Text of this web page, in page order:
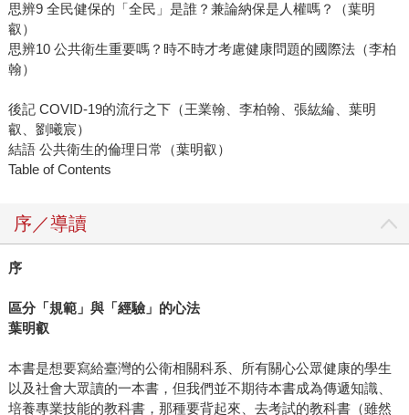
思辨9 全民健保的「全民」是誰？兼論納保是人權嗎？（葉明
叡）
思辨10 公共衛生重要嗎？時不時才考慮健康問題的國際法（李柏
翰）
後記 COVID-19的流行之下（王業翰、李柏翰、張紘綸、葉明
叡、劉曦宸）
結語 公共衛生的倫理日常（葉明叡）
Table of Contents
序／導讀
序
區分「規範」與「經驗」的心法
葉明叡
本書是想要寫給臺灣的公衛相關科系、所有關心公眾健康的學生
以及社會大眾讀的一本書，但我們並不期待本書成為傳遞知識、
培養專業技能的教科書，那種要背起來、去考試的教科書（雖然